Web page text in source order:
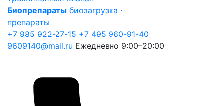
Биопрепараты биозагрузка ·
препараты
+7 985 922-27-15 +7 495 960-91-40
9609140@mail.ru Ежедневно 9:00–20:00